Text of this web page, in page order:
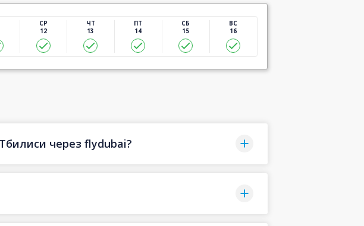
СР
12
ЧТ
13
ПТ
14
СБ
15
ВС
16
через flydubai?